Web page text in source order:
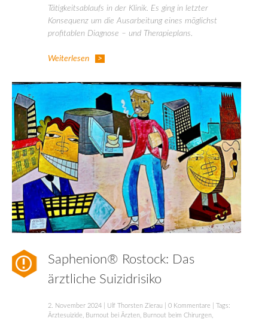
Tätigkeitsablaufs in der Klinik. Es ging in letzter
Konsequenz um die Ausarbeitung eines möglichst
profitablen Diagnose – und Therapieplans.
Weiterlesen
Saphenion® Rostock: Das
ärztliche Suizidrisiko
2. November 2024 Ulf Thorsten Zierau 0 Kommentare | Tags:
Ärztesuizide, Burnout bei Ärzten, Burnout beim Chirurgen,